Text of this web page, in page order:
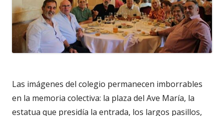
Las imágenes del colegio permanecen imborrables
en la memoria colectiva: la plaza del Ave María, la
estatua que presidía la entrada, los largos pasillos,